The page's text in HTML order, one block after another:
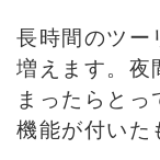
長時間のツー
増えます。夜
まったらと
機能が付いた